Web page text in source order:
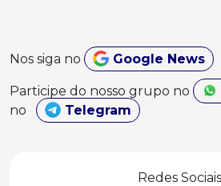
Nos siga no Google News
Participe do nosso grupo no
no
Telegram
Redes Sociais